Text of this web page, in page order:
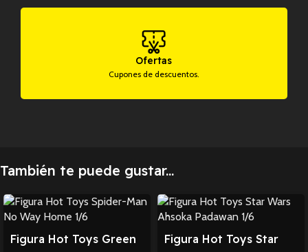
Ofertas
Cupones de descuentos.
También te puede gustar...
Figura Hot Toys Green
Figura Hot Toys Star